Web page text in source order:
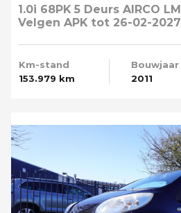
1.0i 68PK 5 Deurs AIRCO LM
Velgen APK tot 26-02-2027
Km-stand
153.979 km
Bouwjaar
2011